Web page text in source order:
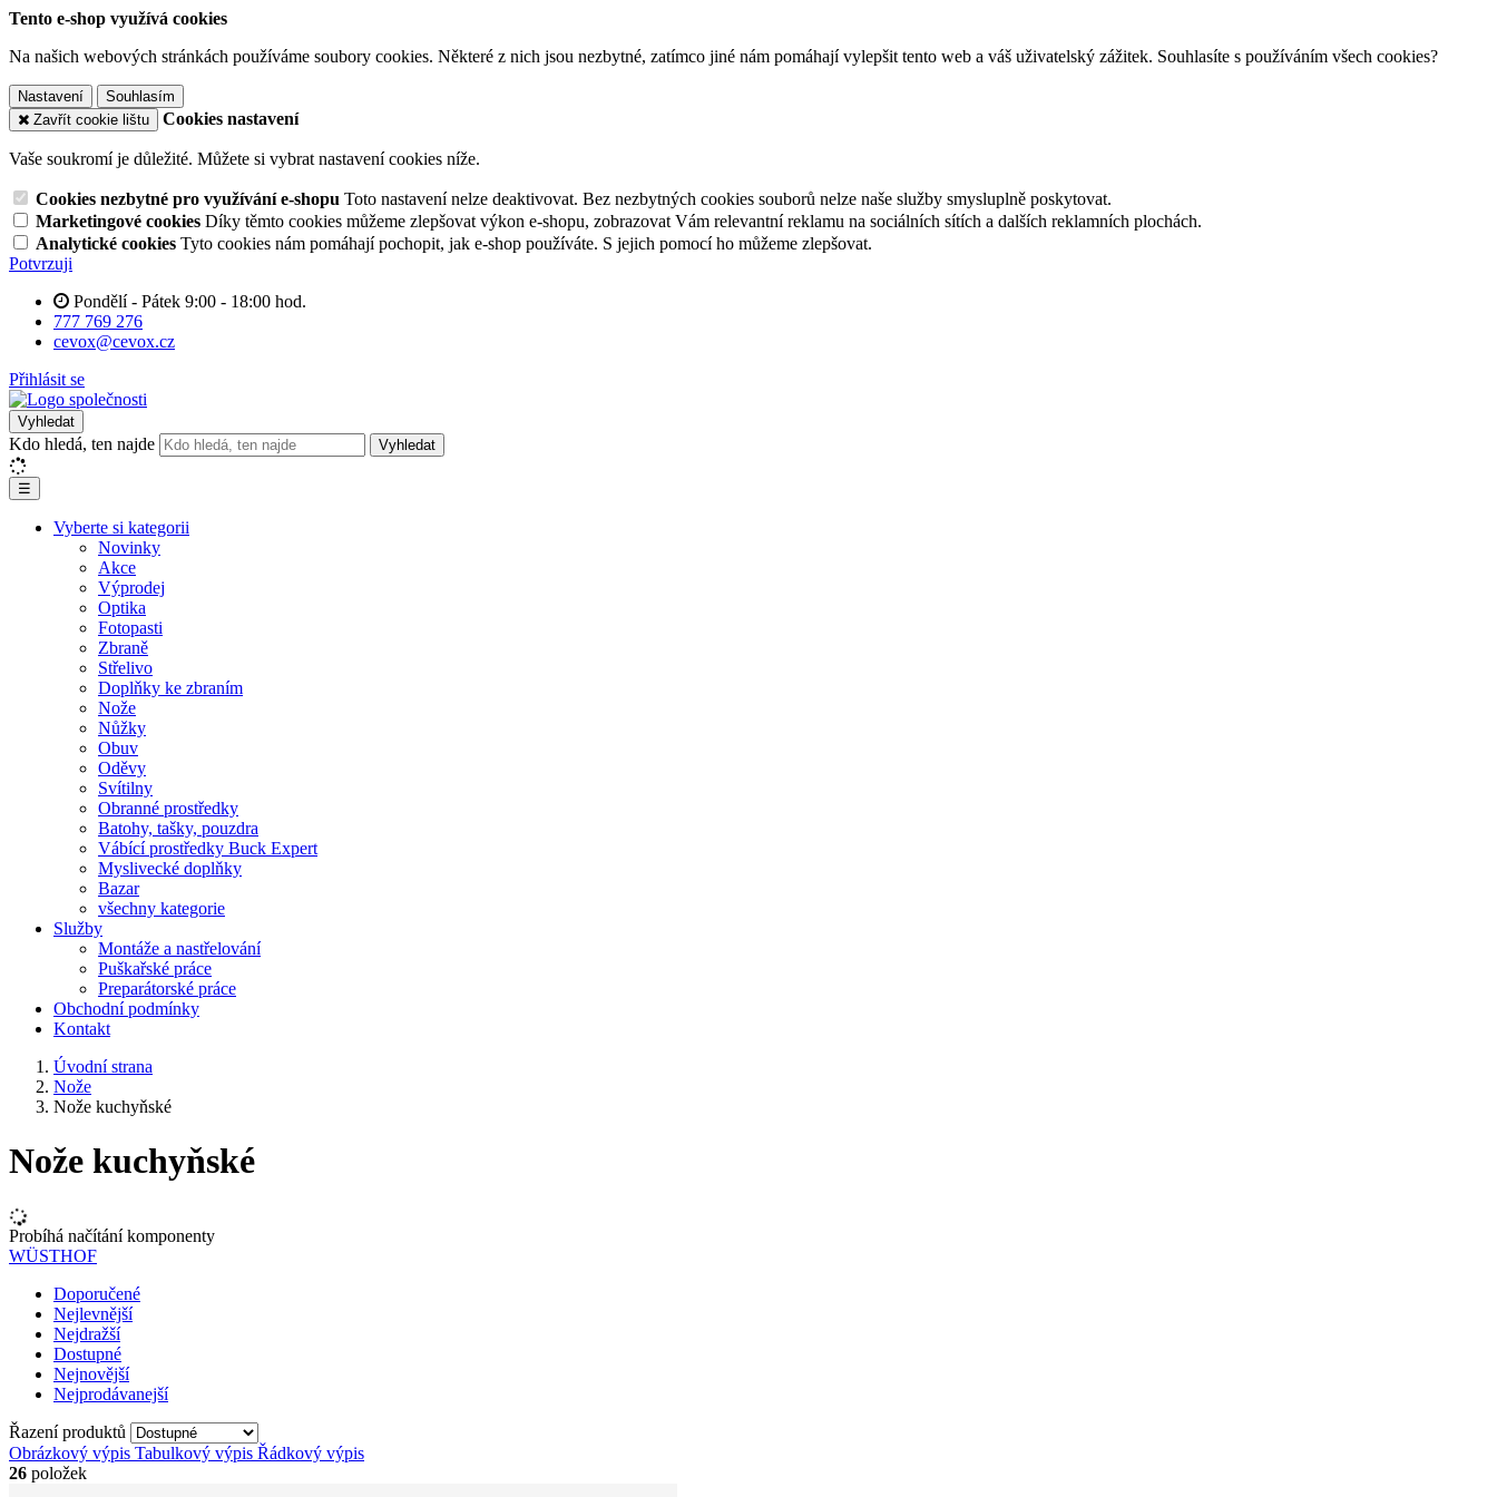
Tento e-shop využívá cookies
Na našich webových stránkách používáme soubory cookies. Některé z nich jsou nezbytné, zatímco jiné nám pomáhají vylepšit tento web a váš uživatelský zážitek. Souhlasíte s používáním všech cookies?
Nastavení
Souhlasím
Zavřít cookie lištu
Cookies nastavení
Vaše soukromí je důležité. Můžete si vybrat nastavení cookies níže.
Cookies nezbytné pro využívání e-shopu Toto nastavení nelze deaktivovat. Bez nezbytných cookies souborů nelze naše služby smysluplně poskytovat.
Marketingové cookies Díky těmto cookies můžeme zlepšovat výkon e-shopu, zobrazovat Vám relevantní reklamu na sociálních sítích a dalších reklamních plochách.
Analytické cookies Tyto cookies nám pomáhají pochopit, jak e-shop používáte. S jejich pomocí ho můžeme zlepšovat.
Potvrzuji
Pondělí - Pátek 9:00 - 18:00 hod.
777 769 276
cevox@cevox.cz
Přihlásit se
Vyhledat
Kdo hledá, ten najde Vyhledat
☰
Vyberte si kategorii
Novinky
Akce
Výprodej
Optika
Fotopasti
Zbraně
Střelivo
Doplňky ke zbraním
Nože
Nůžky
Obuv
Oděvy
Svítilny
Obranné prostředky
Batohy, tašky, pouzdra
Vábící prostředky Buck Expert
Myslivecké doplňky
Bazar
všechny kategorie
Služby
Montáže a nastřelování
Puškařské práce
Preparátorské práce
Obchodní podmínky
Kontakt
Úvodní strana
Nože
Nože kuchyňské
Nože kuchyňské
Probíhá načítání komponenty
WÜSTHOF
Doporučené
Nejlevnější
Nejdražší
Dostupné
Nejnovější
Nejprodávanejší
Řazení produktů
Obrázkový výpis Tabulkový výpis Řádkový výpis
26 položek